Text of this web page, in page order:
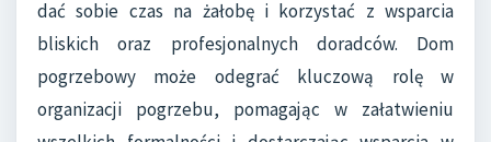
dać sobie czas na żałobę i korzystać z wsparcia
bliskich oraz profesjonalnych doradców. Dom
pogrzebowy może odegrać kluczową rolę w
organizacji pogrzebu, pomagając w załatwieniu